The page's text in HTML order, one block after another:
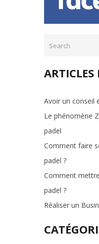
ARTICLES
Avoir un conseil
Le phénomène
padel
Comment faire
padel ?
Comment
padel ?
Réaliser un